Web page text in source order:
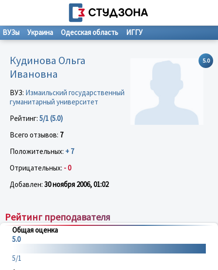
ВУЗы Украина Одесская область ИГГУ
5.0
Кудинова Ольга
Ивановна
ВУЗ: Измаильский государственный
гуманитарный университет
Рейтинг: 5/1 (5.0)
Всего отзывов: 7
Положительных: + 7
Отрицательных: - 0
Добавлен: 30 ноября 2006, 01:02
Рейтинг преподавателя
Общая оценка
5.0
5/1